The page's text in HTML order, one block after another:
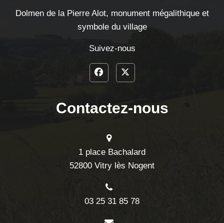
Dolmen de la Pierre Alot, monument mégalithique et
symbole du village
Suivez-nous
Contactez-nous
1 place Bachalard
52800 Vitry lès Nogent
03 25 31 85 78